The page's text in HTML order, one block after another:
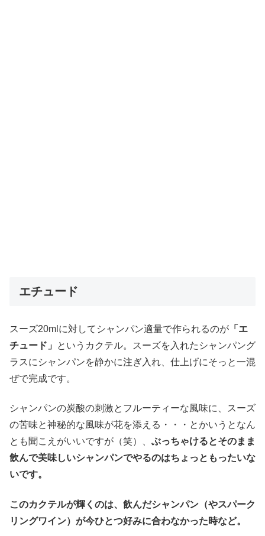
エチュード
スーズ20mlに対してシャンパン適量で作られるのが 「エ
チュード」
というカクテル。スーズを入れたシャンパング
ラスにシャンパンを静かに注ぎ入れ、仕上げにそっと一混
ぜで完成です。
シャンパンの炭酸の刺激とフルーティーな風味に、スーズ
の苦味と神秘的な風味が花を添える・・・とかいうとなん
とも聞こえがいいですが（笑）、 ぶっちゃけるとそのまま
飲んで美味しいシャンパンでやるのはちょっともったいな
いです。
このカクテルが輝くのは、飲んだシャンパン（やスパーク
リングワイン）が今ひとつ好みに合わなかった時など。